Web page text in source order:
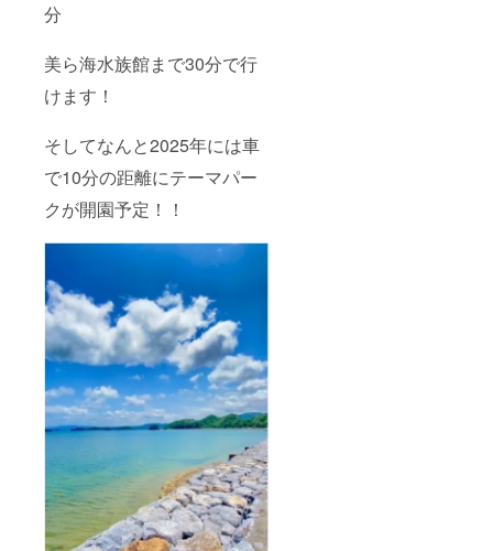
分
美ら海水族館まで30分で行
けます！
そしてなんと2025年には車
で10分の距離にテーマパー
クが開園予定！！